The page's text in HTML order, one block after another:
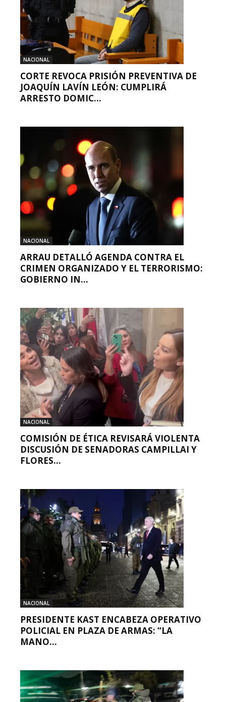
NACIONAL
CORTE REVOCA PRISIÓN PREVENTIVA DE
JOAQUÍN LAVÍN LEÓN: CUMPLIRÁ
ARRESTO DOMIC...
NACIONAL
ARRAU DETALLÓ AGENDA CONTRA EL
CRIMEN ORGANIZADO Y EL TERRORISMO:
GOBIERNO IN...
NACIONAL
COMISIÓN DE ÉTICA REVISARÁ VIOLENTA
DISCUSIÓN DE SENADORAS CAMPILLAI Y
FLORES...
NACIONAL
PRESIDENTE KAST ENCABEZA OPERATIVO
POLICIAL EN PLAZA DE ARMAS: “LA
MANO...